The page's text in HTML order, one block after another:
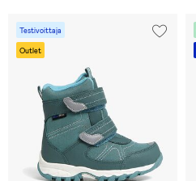
Testivoittaja
Outlet